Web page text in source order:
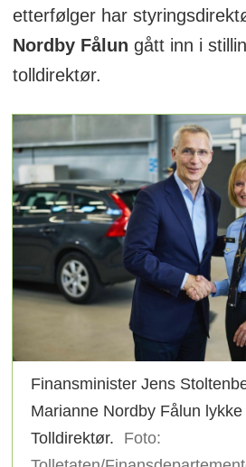
etterfølger har
Nordby Fålun gått inn i
tolldirektør.
Finansminister Jens
Marianne Nordby Fålun
Tolldirektør.
Foto: